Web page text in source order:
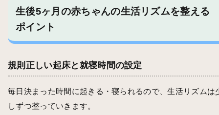
生後5ヶ月の赤ちゃんの生活リズムを整える
ポイント
規則正しい起床と就寝時間の設定
毎日決まった時間に起きる・寝られるので、生活リズムは
しずつ整っていきます。